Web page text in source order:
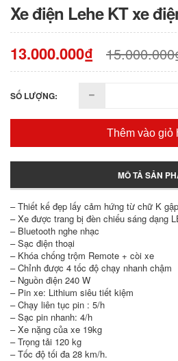
Xe điện Lehe KT xe
13.000.000₫
SỐ LƯỢNG:
Thêm vào giỏ
MÔ TẢ SẢN
– Thiết kế đẹp lấy cảm hứng từ chữ K
– Xe được trang bị đèn chiếu sáng dạng
– Bluetooth nghe nhạc
– Sạc điện thoại
– Khóa chống trộm Remote + còi xe
– Chỉnh được 4 tốc độ chạy nhanh chậm
– Nguồn điện 240 W
– Pin xe: Lithium siêu tiết kiệm
– Chạy liên tục pin : 5/h
– Sạc pin nhanh: 4/h
– Xe nặng của xe 19kg
– Trọng tải 120 kg
– Tốc độ tối đa 28 km/h.